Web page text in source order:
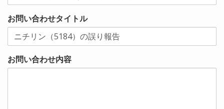
お問い合わせタイトル
お問い合わせ内容